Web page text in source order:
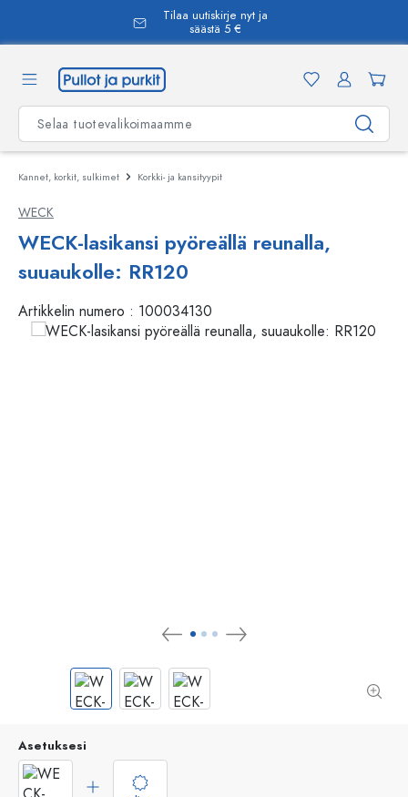
Tilaa uutiskirje nyt ja
säästä 5 €
Kannet, korkit, sulkimet Korkki- ja kansityypit
WECK
WECK-lasikansi pyöreällä reunalla,
suuaukolle: RR120
Artikkelin numero : 100034130
Asetuksesi